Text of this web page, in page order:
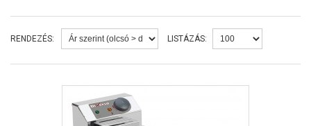
RENDEZÉS: LISTÁZÁS: